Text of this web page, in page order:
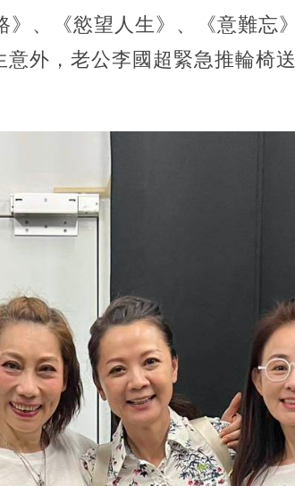
、《慾望人生》、《意難忘
外，老公李國超緊急推輪椅